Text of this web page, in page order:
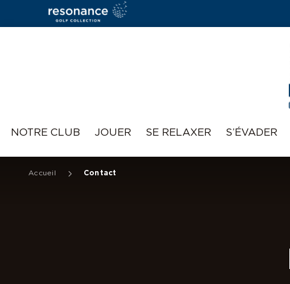
Resonance
NOTRE CLUB JOUER SE RELAXER S’ÉVADER
Accueil Contact